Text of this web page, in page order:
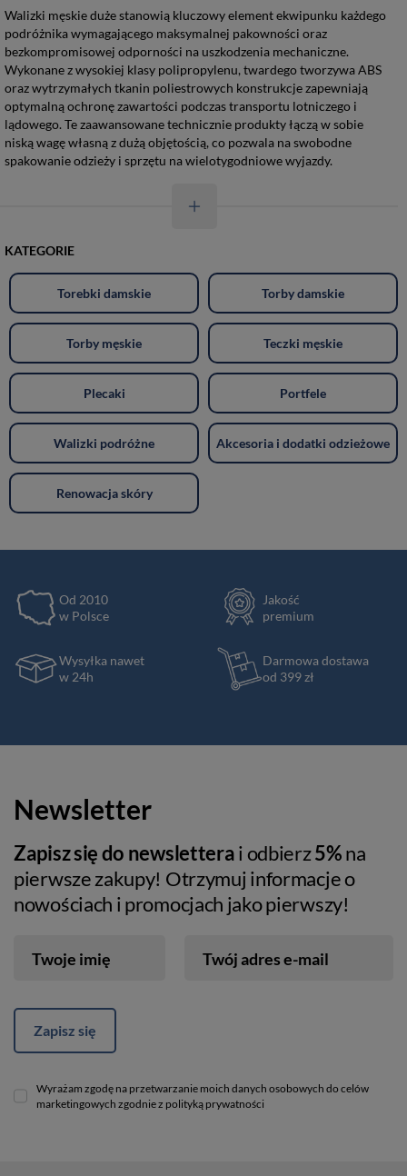
Walizki męskie duże stanowią kluczowy element ekwipunku każdego
podróżnika wymagającego maksymalnej pakowności oraz
bezkompromisowej odporności na uszkodzenia mechaniczne.
Wykonane z wysokiej klasy polipropylenu, twardego tworzywa ABS
oraz wytrzymałych tkanin poliestrowych konstrukcje zapewniają
optymalną ochronę zawartości podczas transportu lotniczego i
lądowego. Te zaawansowane technicznie produkty łączą w sobie
niską wagę własną z dużą objętością, co pozwala na swobodne
spakowanie odzieży i sprzętu na wielotygodniowe wyjazdy.
KATEGORIE
Torebki damskie Torby damskie
Torby męskie Teczki męskie
Plecaki Portfele
Walizki podróżne Akcesoria i dodatki odzieżowe
Renowacja skóry
Od 2010
w Polsce
Jakość
premium
Wysyłka nawet
w 24h
Darmowa dostawa
od 399 zł
Newsletter
Zapisz się do newsletterai odbierz5%na
pierwsze zakupy! Otrzymuj informacje o
nowościach i promocjach jako pierwszy!
Twoje imię Twój adres e-mail
Zapisz się
Wyrażam zgodę na przetwarzanie moich danych osobowych do celów
marketingowych zgodnie z polityką prywatności